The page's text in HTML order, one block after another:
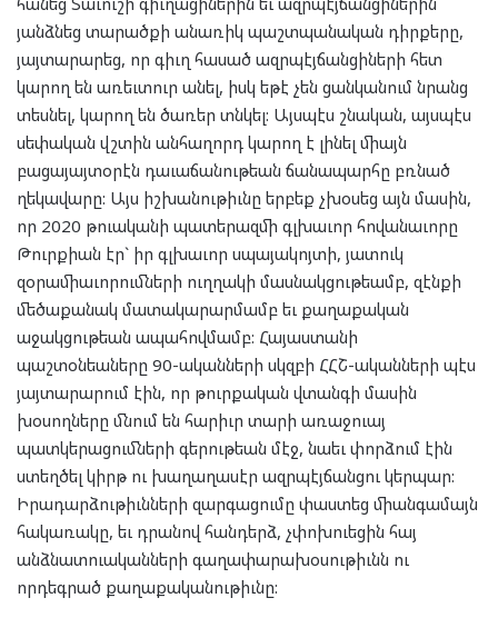
յանձնեց տարածքի անառիկ պաշտպանական դիրքերը,
յայտարարեց, որ գիւղ հասած ազրպէյճանցիների հետ
կարող են առեւտուր անել, իսկ եթէ չեն ցանկանում նրանց
տեսնել, կարող են ծառեր տնկել: Այսպէս շնական, այսպէս
սեփական վշտին անհաղորդ կարող է լինել միայն
բացայայտօրէն դաւաճանութեան ճանապարհը բռնած
ղեկավարը: Այս իշխանութիւնը երբեք չխօսեց այն մասին,
որ 2020 թուականի պատերազմի գլխաւոր հովանաւորը
Թուրքիան էր` իր գլխաւոր սպայակոյտի, յատուկ
զօրամիաւորումների ուղղակի մասնակցութեամբ, զէնքի
մեծաքանակ մատակարարմամբ եւ քաղաքական
աջակցութեան ապահովմամբ: Հայաստանի
պաշտօնեաները 90-ականների սկզբի ՀՀՇ-ականների պէս
յայտարարում էին, որ թուրքական վտանգի մասին
խօսողները մնում են հարիւր տարի առաջուայ
պատկերացումների գերութեան մէջ, նաեւ փորձում էին
ստեղծել կիրթ ու խաղաղասէր ազրպէյճանցու կերպար:
Իրադարձութիւնների զարգացումը փաստեց միանգամայն
հակառակը, եւ դրանով հանդերձ, չփոխուեցին հայ
անձնատուականների գաղափարախօսութիւնն ու
որդեգրած քաղաքականութիւնը: